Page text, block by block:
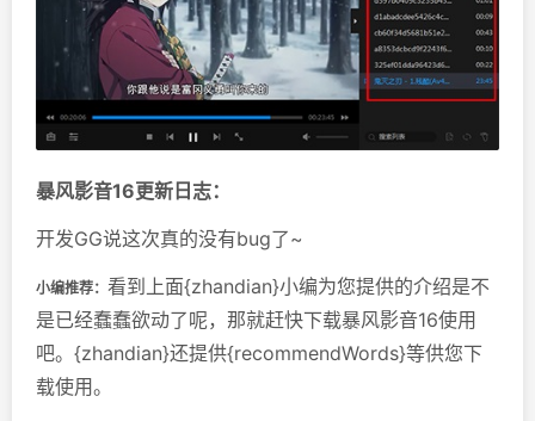
暴风影音16更新日志：
开发GG说这次真的没有bug了~
小编推荐： 看到上面{zhandian}小编为您提供的介绍是不
是已经蠢蠢欲动了呢，那就赶快下载暴风影音16使用
吧。{zhandian}还提供{recommendWords}等供您下
载使用。